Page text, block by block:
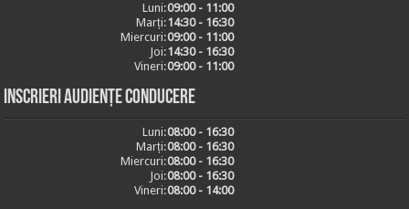
Luni:09:00 - 11:00
Marți:14:30 - 16:30
Miercuri:09:00 - 11:00
Joi:14:30 - 16:30
Vineri:09:00 - 11:00
Inscrieri audiențe conducere
Luni:08:00 - 16:30
Marți:08:00 - 16:30
Miercuri:08:00 - 16:30
Joi:08:00 - 16:30
Vineri:08:00 - 14:00